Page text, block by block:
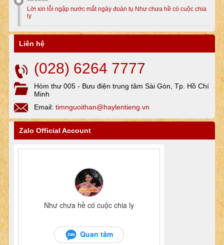
Lời xin lỗi ngập nước mắt ngày đoàn tụ Như chưa hề có cuộc chia
ly
Liên hệ
(028) 6264 7777
Hòm thư 005 - Bưu điện trung tâm Sài Gòn, Tp. Hồ Chí
Minh
Email: timnguoithan@haylentieng.vn
Zalo Official Account